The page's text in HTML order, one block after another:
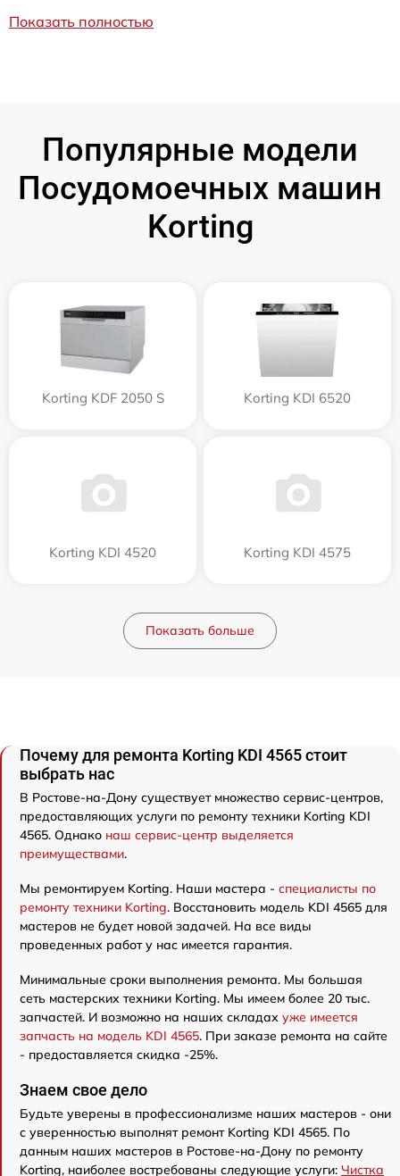
Показать полностью
Популярные модели
Посудомоечных машин
Korting
Korting KDF 2050 S Korting KDI 6520
Korting KDI 4520 Korting KDI 4575
Показать больше
Почему для ремонта Korting KDI 4565 стоит
выбрать нас
В Ростове-на-Дону существует множество сервис-центров,
предоставляющих услуги по ремонту техники Korting KDI
4565. Однако наш сервис-центр выделяется
преимуществами.
Мы ремонтируем Korting. Наши мастера - специалисты по
ремонту техники Korting. Восстановить модель KDI 4565 для
мастеров не будет новой задачей. На все виды
проведенных работ у нас имеется гарантия.
Минимальные сроки выполнения ремонта. Мы большая
сеть мастерских техники Korting. Мы имеем более 20 тыс.
запчастей. И возможно на наших складах уже имеется
запчасть на модель KDI 4565. При заказе ремонта на сайте
- предоставляется скидка -25%.
Знаем свое дело
Будьте уверены в профессионализме наших мастеров - они
с уверенностью выполнят ремонт Korting KDI 4565. По
данным наших мастеров в Ростове-на-Дону по ремонту
Korting, наиболее востребованы следующие услуги: Чистка